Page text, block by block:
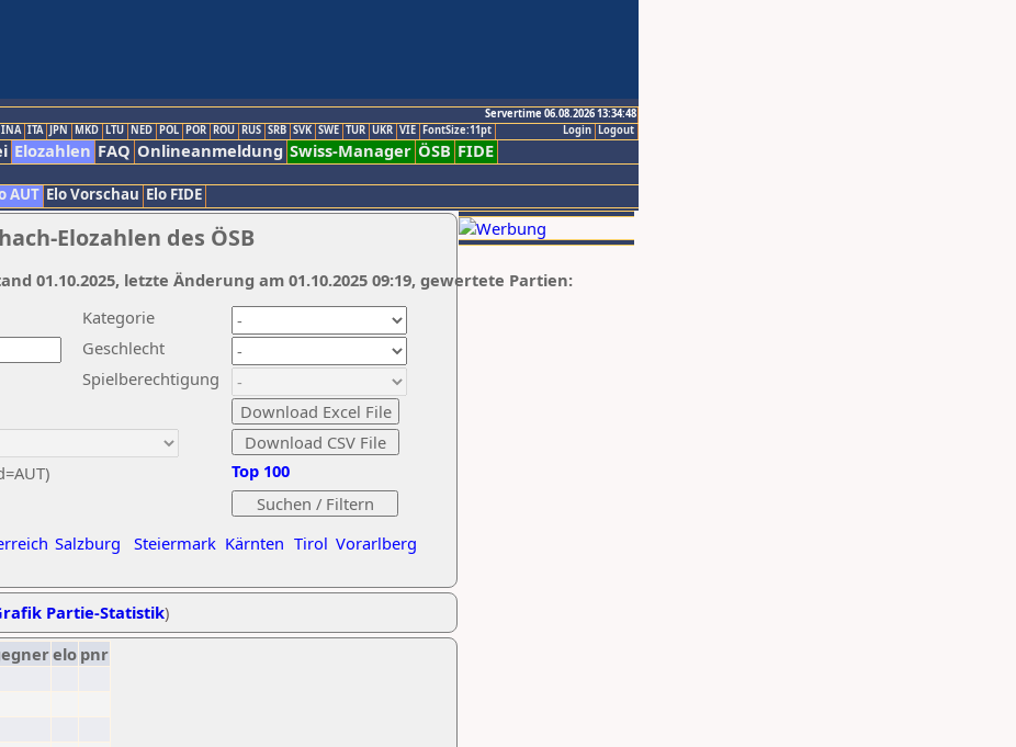
Servertime 06.08.2026 13:34:48
Logout
Login
INA ITA JPN MKD LTU NED POL POR ROU RUS SRB SVK SWE TUR UKR VIE FontSize:11pt
Elozahlen FAQ Onlineanmeldung Swiss-Manager ÖSB FIDE
AUT Elo Vorschau Elo FIDE
Elozahlen des ÖSB
Kategorie
Geschlecht
Spielberechtigung
Salzburg Steiermark Kärnten Tirol Vorarlberg
Top 100
01.10.2025, letzte Änderung am 01.10.2025 09:19, gewertete Partien:
Partie-Statistik)
elo pnr